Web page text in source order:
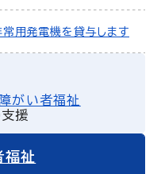
用発電機を貸与します
障がい者福祉
援
福祉